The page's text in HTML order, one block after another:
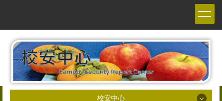
校安中心